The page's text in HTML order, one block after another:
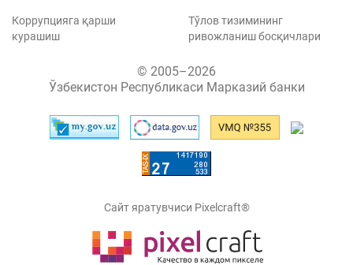
Коррупцияга қарши
курашиш
Тўлов тизимининг
ривожланиш босқичлари
© 2005–2026
Ўзбекистон Республикаси Марказий банки
Сайт яратувчиси Pixelcraft®